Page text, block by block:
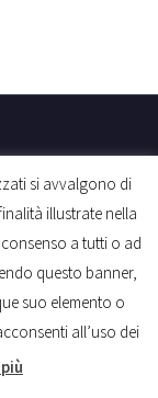
Privacy
4 - 50122 –
si avvalgono di
illustrate nella
a tutti o ad
questo banner,
suo elemento o
all’uso dei